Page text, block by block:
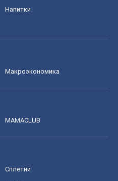
Напитки
Mакроэкономика
MAMACLUB
Сплетни